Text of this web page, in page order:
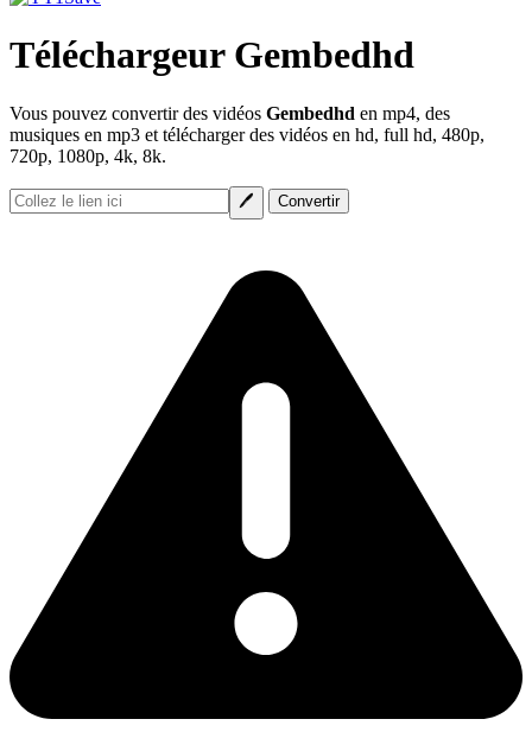
Téléchargeur Gembedhd
Vous pouvez convertir des vidéos Gembedhd en mp4, des
musiques en mp3 et télécharger des vidéos en hd, full hd, 480p,
720p, 1080p, 4k, 8k.